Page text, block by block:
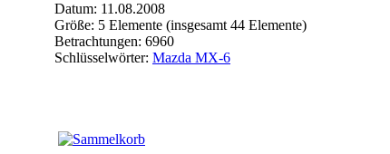
Datum: 11.08.2008
Größe: 5 Elemente (insgesamt 44 Elemente)
Betrachtungen: 6960
Schlüsselwörter: Mazda MX-6